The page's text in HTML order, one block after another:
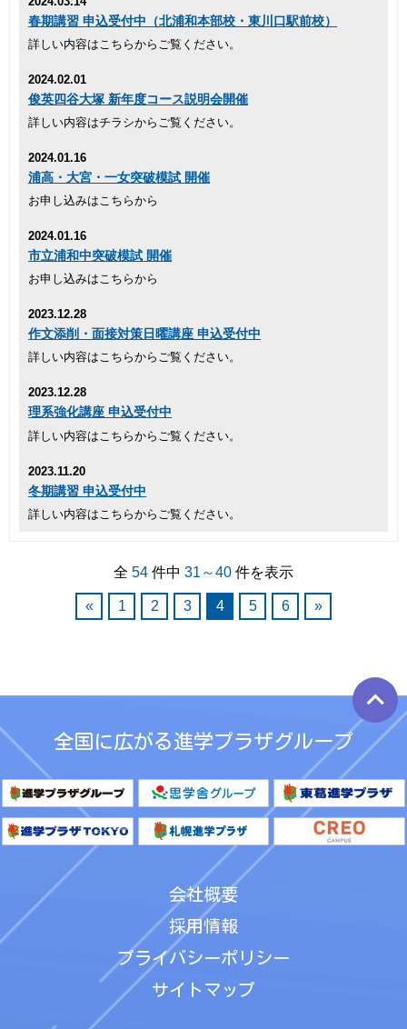
春期講習 申込受付中（北浦和本部校・東川口駅前校）
詳しい内容はこちらからご覧ください。
2024.02.01
俊英四谷大塚 新年度コース説明会開催
詳しい内容はチラシからご覧ください。
2024.01.16
浦高・大宮・一女突破模試 開催
お申し込みはこちらから
2024.01.16
市立浦和中突破模試 開催
お申し込みはこちらから
2023.12.28
作文添削・面接対策日曜講座 申込受付中
詳しい内容はこちらからご覧ください。
2023.12.28
理系強化講座 申込受付中
詳しい内容はこちらからご覧ください。
2023.11.20
冬期講習 申込受付中
詳しい内容はこちらからご覧ください。
全 54 件中 31～40 件を表示
« 1 2 3 4 5 6 »
keyboard_arrow_up
全国に広がる進学プラザグループ
会社概要
採用情報
プライバシーポリシー
サイトマップ